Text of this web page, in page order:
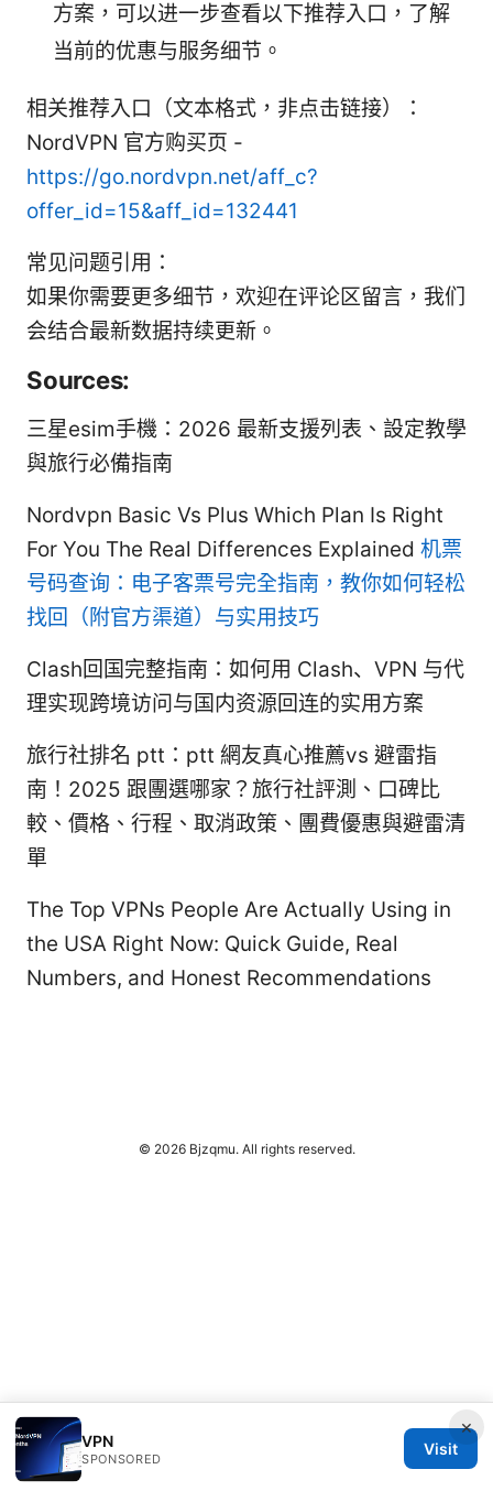
方案，可以进一步查看以下推荐入口，了解
当前的优惠与服务细节。
相关推荐入口（文本格式，非点击链接）：
NordVPN 官方购买页 -
https://go.nordvpn.net/aff_c?
offer_id=15&aff_id=132441
常见问题引用：
如果你需要更多细节，欢迎在评论区留言，我们
会结合最新数据持续更新。
Sources:
三星esim手機：2026 最新支援列表、設定教學
與旅行必備指南
Nordvpn Basic Vs Plus Which Plan Is Right
For You The Real Differences Explained 机票
号码查询：电子客票号完全指南，教你如何轻松
找回（附官方渠道）与实用技巧
Clash回国完整指南：如何用 Clash、VPN 与代
理实现跨境访问与国内资源回连的实用方案
旅行社排名 ptt：ptt 網友真心推薦vs 避雷指
南！2025 跟團選哪家？旅行社評測、口碑比
較、價格、行程、取消政策、團費優惠與避雷清
單
The Top VPNs People Are Actually Using in
the USA Right Now: Quick Guide, Real
Numbers, and Honest Recommendations
×
VPN
SPONSORED
Visit
© 2026 Bjzqmu. All rights reserved.